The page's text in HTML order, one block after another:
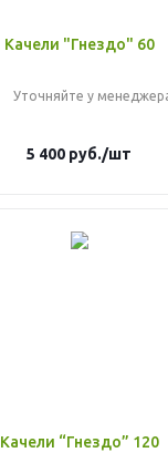
Качели "Гнездо" 60
Уточняйте у
5 400 руб./шт
Качели “Гнездо” 120